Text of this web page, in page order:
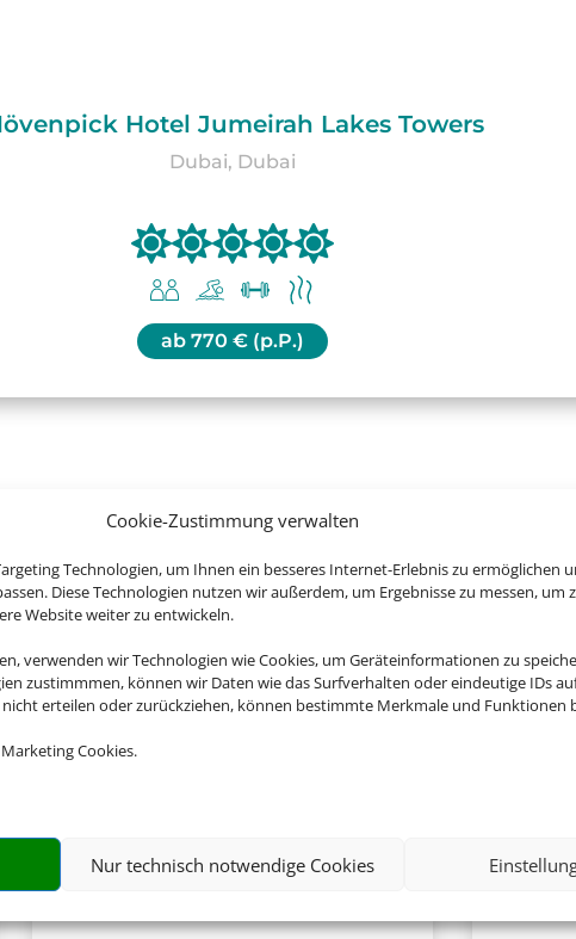
Cookie-Zustimmung verwalten
Technologien, um Ihnen ein besseres Internet-Erlebnis zu ermöglichen
Diese Technologien nutzen wir außerdem, um Ergebnisse zu messen, um
Website weiter zu entwickeln.
verwenden wir Technologien wie Cookies, um Geräteinformationen zu
zustimmmen, können wir Daten wie das Surfverhalten oder eindeutige IDs
erteilen oder zurückziehen, können bestimmte Merkmale und Funktionen
Cookies.
Nur technisch notwendige Cookies
Hotel Jumeirah Lakes Towers
Dubai, Dubai
ab 770 € (p.P.)